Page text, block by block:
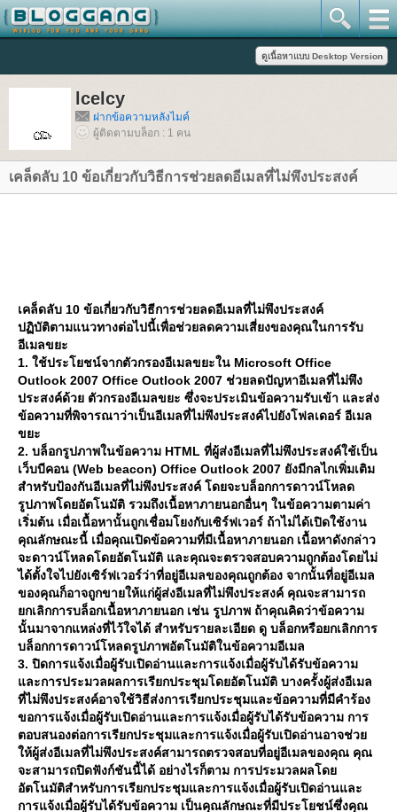
lcelcy
ฝากข้อความหลังไมค์
ผู้ติดตามบล็อก : 1 คน
เคล็ดลับ 10 ข้อเกี่ยวกับวิธีการช่วยลดอีเมลที่ไม่พึงประสงค์
เคล็ดลับ 10 ข้อเกี่ยวกับวิธีการช่วยลดอีเมลที่ไม่พึงประสงค์
ปฏิบัติตามแนวทางต่อไปนี้เพื่อช่วยลดความเสี่ยงของคุณในการรับ
อีเมลขยะ
1. ใช้ประโยชน์จากตัวกรองอีเมลขยะใน Microsoft Office
Outlook 2007 Office Outlook 2007 ช่วยลดปัญหาอีเมลที่ไม่พึง
ประสงค์ด้วย ตัวกรองอีเมลขยะ ซึ่งจะประเมินข้อความรับเข้า และส่ง
ข้อความที่พิจารณาว่าเป็นอีเมลที่ไม่พึงประสงค์ไปยังโฟลเดอร์ อีเมล
ขยะ
2. บล็อกรูปภาพในข้อความ HTML ที่ผู้ส่งอีเมลที่ไม่พึงประสงค์ใช้เป็น
เว็บบีคอน (Web beacon) Office Outlook 2007 ยังมีกลไกเพิ่มเติม
สำหรับป้องกันอีเมลที่ไม่พึงประสงค์ โดยจะบล็อกการดาวน์โหลด
รูปภาพโดยอัตโนมัติ รวมถึงเนื้อหาภายนอกอื่นๆ ในข้อความตามค่า
เริ่มต้น เมื่อเนื้อหานั้นถูกเชื่อมโยงกับเซิร์ฟเวอร์ ถ้าไม่ได้เปิดใช้งาน
คุณลักษณะนี้ เมื่อคุณเปิดข้อความที่มีเนื้อหาภายนอก เนื้อหาดังกล่าว
จะดาวน์โหลดโดยอัตโนมัติ และคุณจะตรวจสอบความถูกต้องโดยไม่
ได้ตั้งใจไปยังเซิร์ฟเวอร์ว่าที่อยู่อีเมลของคุณถูกต้อง จากนั้นที่อยู่อีเมล
ของคุณก็อาจถูกขายให้แก่ผู้ส่งอีเมลที่ไม่พึงประสงค์ คุณจะสามารถ
กเลิกการบล็อกเนื้อหาภายนอก เช่น รูปภาพ ถ้าคุณคิดว่าข้อความ
นั้นมาจากแหล่งที่ไว้ใจได้ สำหรับรายละเอียด ดู บล็อกหรือยกเลิกการ
บล็อกการดาวน์โหลดรูปภาพอัตโนมัติในข้อความอีเมล
3. ปิดการแจ้งเมื่อผู้รับเปิดอ่านและการแจ้งเมื่อผู้รับได้รับข้อความ
ละการประมวลผลการเรียกประชุมโดยอัตโนมัติ บางครั้งผู้ส่งอีเมล
ที่ไม่พึงประสงค์อาจใช้วิธีส่งการเรียกประชุมและข้อความที่มีคำร้อง
ขอการแจ้งเมื่อผู้รับเปิดอ่านและการแจ้งเมื่อผู้รับได้รับข้อความ การ
ตอบสนองต่อการเรียกประชุมและการแจ้งเมื่อผู้รับเปิดอ่านอาจช่ว
ห้ผู้ส่งอีเมลที่ไม่พึงประสงค์สามารถตรวจสอบที่อยู่อีเมลของคุณ คุณ
จะสามารถปิดฟังก์ชันนี้ได้ อย่างไรก็ตาม การประมวลผลโด
อัตโนมัติสำหรับการเรียกประชุมและการแจ้งเมื่อผู้รับเปิดอ่านและ
การแจ้งเมื่อผู้รับได้รับข้อความ เป็นคุณลักษณะที่มีประโยชน์ซึ่งคุณ